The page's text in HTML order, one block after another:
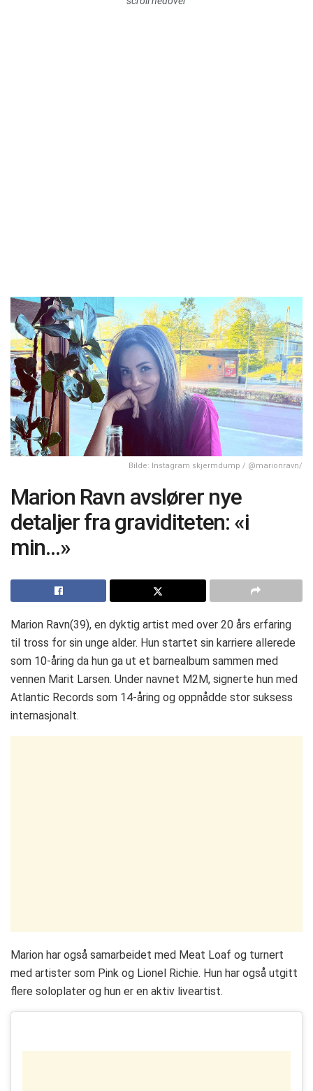
Bilde: Instagram skjermdump / @marionravn/
Marion Ravn avslører nye
detaljer fra graviditeten: «i
min…»
Marion Ravn(39), en dyktig artist med over 20 års erfaring
til tross for sin unge alder. Hun startet sin karriere allerede
som 10-åring da hun ga ut et barnealbum sammen med
vennen Marit Larsen. Under navnet M2M, signerte hun med
Atlantic Records som 14-åring og oppnådde stor suksess
internasjonalt.
Marion har også samarbeidet med Meat Loaf og turnert
med artister som Pink og Lionel Richie. Hun har også utgitt
flere soloplater og hun er en aktiv liveartist.